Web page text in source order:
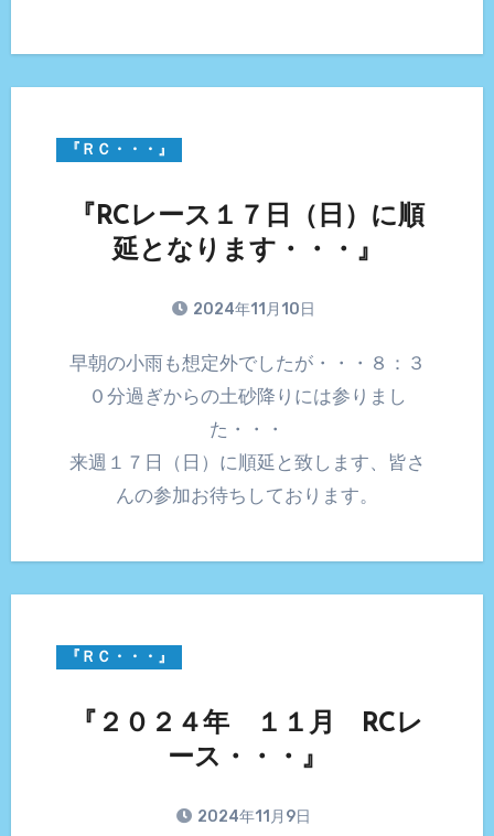
『ＲＣ・・・』
『RCレース１７日（日）に順
延となります・・・』
2024年11月10日
早朝の小雨も想定外でしたが・・・８：３
０分過ぎからの土砂降りには参りまし
た・・・
来週１７日（日）に順延と致します、皆さ
んの参加お待ちしております。
『ＲＣ・・・』
『２０２４年 １１月 RCレ
ース・・・』
2024年11月9日